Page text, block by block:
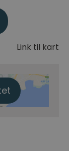
Link til kart